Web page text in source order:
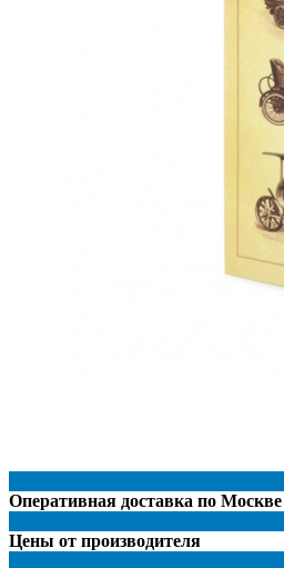
Оперативная доставка по
Цены от производителя